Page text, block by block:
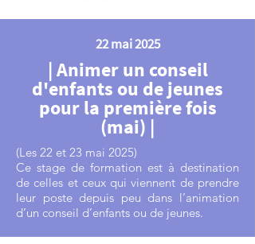
22 mai 2025
| Animer un conseil
d'enfants ou de jeunes
pour la première fois
(mai) |
(Les 22 et 23 mai 2025)
Ce stage de formation est à destination
de celles et ceux qui viennent de prendre
leur poste depuis peu dans l’animation
d’un conseil d’enfants ou de jeunes.